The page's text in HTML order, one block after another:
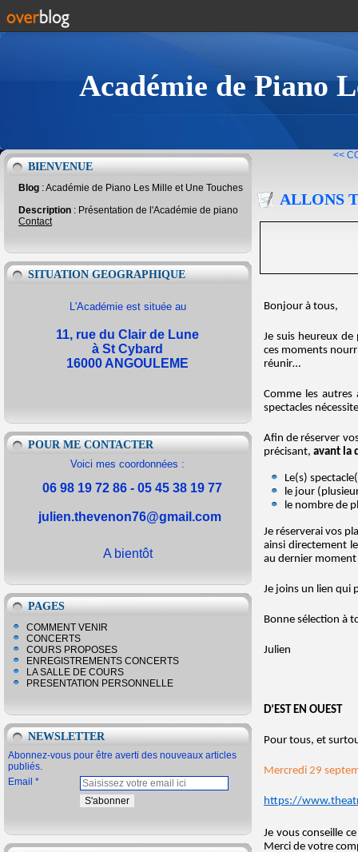
Académie de Piano
BIENVENUE
Blog : Académie de Piano Les Mille et Une Touches
Description : Présentation de l'Académie de piano
Contact
SITUATION GEOGRAPHIQUE
L'Académie est située au
11, rue du Clair de Lune
à St Cybard
16000 ANGOULEME
POUR ME CONTACTER
Voici mes coordonnées :
06 98 19 72 86 - 05 45 38 19 77
julien.thevenon76@gmail.com
A bientôt
PAGES
COMMENT VENIR
CONCERTS
COURS PROPOSES
ENREGISTREMENTS CONCERTS
LA SALLE DE COURS
PRESENTATION PERSONNELLE
NEWSLETTER
Abonnez-vous pour être averti des nouveaux articles
publiés.
Email
<<
ALLONS
Bonjour à tous,
Je suis heureux
ces moments
réunir…
Comme les autres
spectacles
Afin de réserver
précisant, avant la
Le(s)
le jour
le nombre de
Je réserverai vos
ainsi directement
au dernier moment
Je joins un lien qui
Bonne sélection à
Julien
D’EST EN OUEST
Pour tous, et
Mercredi 29
https://
Je vous conseille
Merci de votre